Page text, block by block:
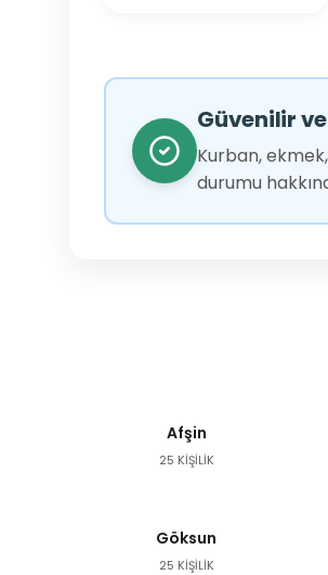
Güvenilir
Kurban,
durumu
Afşin
25 KİŞİLİK
Göksun
25 KİŞİLİK